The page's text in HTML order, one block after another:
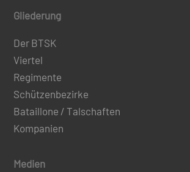
Gliederung
Der BTSK
Viertel
Regimente
Schützenbezirke
Bataillone / Talschaften
Kompanien
Medien